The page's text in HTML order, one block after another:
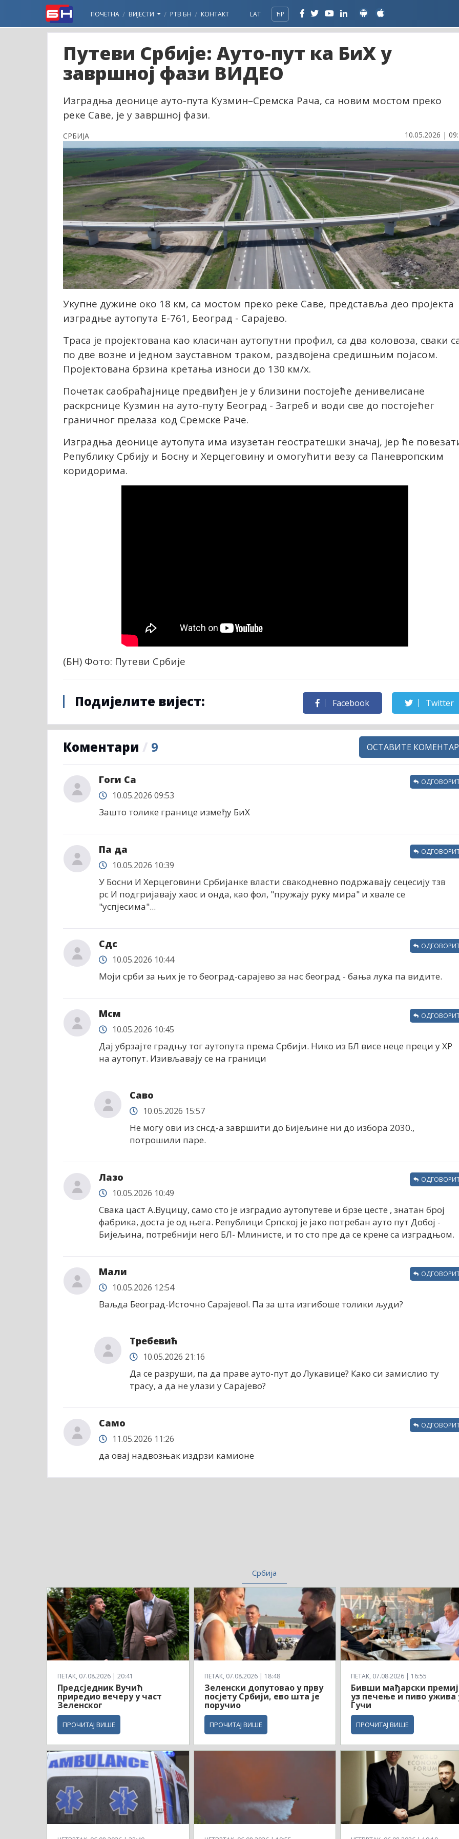
ПОЧЕТНА ВИЈЕСТИ РТВ БН КОНТАКТ LAT ЋР
Путеви Србије: Ауто-пут ка БиХ у
завршној фази ВИДЕО
Изградња деонице ауто-пута Кузмин–Сремска Рача, са новим мостом преко
реке Саве, је у завршној фази.
СРБИЈА 10.05.2026 |
Укупне дужине око 18 км, са мостом преко реке Саве, представља део пројекта
изградње аутопута Е-761, Београд - Сарајево.
Траса је пројектована као класичан аутопутни профил, са два коловоза, сваки
по две возне и једном зауставном траком, раздвојена средишњим појасом.
Пројектована брзина кретања износи до 130 км/х.
Почетак саобраћајнице предвиђен је у близини постојеће денивелисане
раскрснице Кузмин на ауто-путу Београд - Загреб и води све до постојећег
граничног прелаза код Сремске Раче.
Изградња деонице аутопута има изузетан геостратешки значај, јер ће
Републику Србију и Босну и Херцеговину и омогућити везу са Паневропским
коридорима.
(БН) Фото: Путеви Србије
Подијелите вијест: Facebook Twitter
Коментари / 9 ОСТАВИТЕ КОМЕНТАР
Гоги Са
10.05.2026 09:53
Зашто толике границе између БиХ
Па да
10.05.2026 10:39
У Босни И Херцеговини Србијанке власти свакодневно подржавају сецесију тзв
рс И подгријавају хаос и онда, као фол, "пружају руку мира" и хвале се
"успјесима"...
Сдс
10.05.2026 10:44
Моји срби за њих је то београд-сарајево за нас београд - бања лука па видите.
Мсм
10.05.2026 10:45
Дај убрзајте градњу тог аутопута према Србији. Нико из БЛ висе неце преци у ХР
на аутопут. Изивљавају се на граници
Саво
10.05.2026 15:57
Не могу ови из снсд-а завршити до Бијељине ни до избора 2030.,
потрошили паре.
Лазо
10.05.2026 10:49
Свака цаст А.Вуцицу, само сто је изградио аутопутеве и брзе цесте , знатан број
фабрика, доста је од њега. Републици Српској је јако потребан ауто пут Добој -
Бијељина, потребнији него БЛ- Млинисте, и то сто пре да се крене са изградњом.
Мали
10.05.2026 12:54
Ваљда Београд-Источно Сарајево!. Па за шта изгибоше толики људи?
Требевић
10.05.2026 21:16
Да се разруши, па да праве ауто-пут до Лукавице? Како си замислио ту
трасу, а да не улази у Сарајево?
Само
11.05.2026 11:26
да овај надвозњак издрзи камионе
Србија
ПЕТАК, 07.08.2026 | 20:41
Предсједник Вучић
приредио вечеру у част
Зеленског
ПРОЧИТАЈ ВИШЕ
ПЕТАК, 07.08.2026 | 18:48
Зеленски допутовао у прву
посјету Србији, ево шта је
поручио
ПРОЧИТАЈ ВИШЕ
ПЕТАК, 07.08.2026 | 16:55
Бивши мађарски
уз печење и пиво ужива
Гучи
ПРОЧИТАЈ ВИШЕ